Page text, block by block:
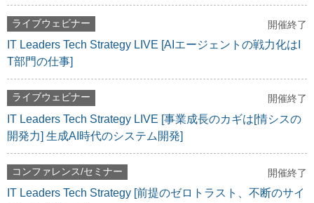
ライブウェビナー 開催終了
IT Leaders Tech Strategy LIVE [AIエージェントの戦力化はI
T部門の仕事]
ライブウェビナー 開催終了
IT Leaders Tech Strategy LIVE [事業成長のカギは[情シスの
開発力] 生成AI時代のシステム開発]
コンファレンス/セミナー 開催終了
IT Leaders Tech Strategy [前提のゼロトラスト、不断のサイ